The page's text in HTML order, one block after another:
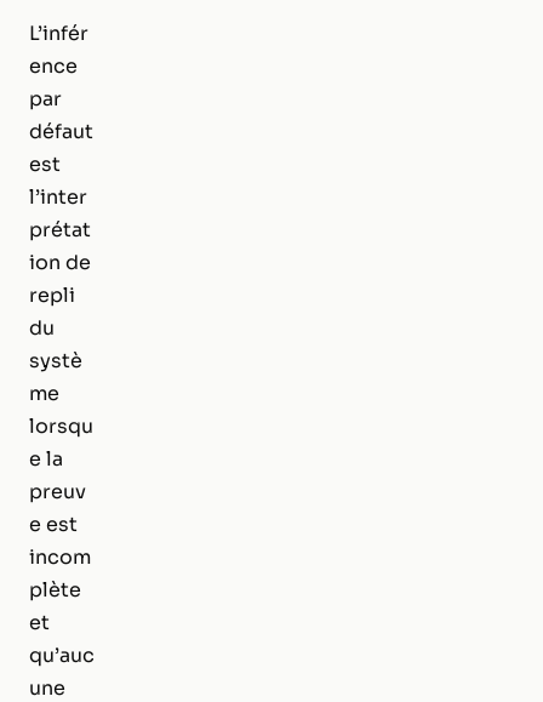
L’infér
ence
par
défaut
est
l’inter
prétat
ion de
repli
du
systè
me
lorsqu
e la
preuv
e est
incom
plète
et
qu’auc
une